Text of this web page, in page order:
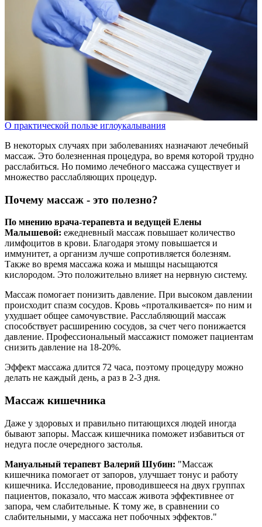
О практической пользе иглоукалывания
В некоторых случаях при заболеваниях назначают лечебный
массаж. Это болезненная процедура, во время которой трудно
расслабиться. Но помимо лечебного массажа существует и
множество расслабляющих процедур.
Почему массаж - это полезно?
По мнению врача-терапевта и ведущей Елены
Малышевой: ежедневный массаж повышает количество
лимфоцитов в крови. Благодаря этому повышается и
иммунитет, а организм лучше сопротивляется болезням.
Также во время массажа кожа и мышцы насыщаются
кислородом. Это положительно влияет на нервную систему.
Массаж помогает понизить давление. При высоком давлении
происходит спазм сосудов. Кровь «проталкивается» по ним и
ухудшает общее самочувствие. Расслабляющий массаж
способствует расширению сосудов, за счет чего понижается
давление. Профессиональный массажист поможет пациентам
снизить давление на 18-20%.
Эффект массажа длится 72 часа, поэтому процедуру можно
делать не каждый день, а раз в 2-3 дня.
Массаж кишечника
Даже у здоровых и правильно питающихся людей иногда
бывают запоры. Массаж кишечника поможет избавиться от
недуга после очередного застолья.
Мануальный терапевт Валерий Шубин: "Массаж
кишечника помогает от запоров, улучшает тонус и работу
кишечника. Исследование, проводившееся на двух группах
пациентов, показало, что массаж живота эффективнее от
запора, чем слабительные. К тому же, в сравнении со
слабительными, у массажа нет побочных эффектов."